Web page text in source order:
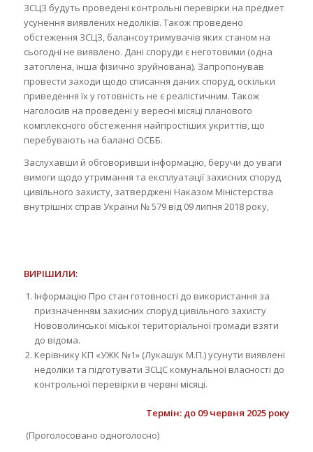
ЗСЦЗ будуть проведені контрольні перевірки на предмет
усунення виявлених недоліків. Також проведено
обстеження ЗСЦЗ, балансоутримувачів яких станом на
сьогодні не виявлено. Дані споруди є неготовими (одна
затоплена, інша фізично зруйнована). Запропонував
провести заходи щодо списання даних споруд, оскільки
приведення їх у готовність не є реалістичним. Також
наголосив на проведені у вересні місяці планового
комплексного обстеження найпростіших укриттів, що
перебувають на балансі ОСББ.
Заслухавши й обговоривши інформацію, беручи до уваги
вимоги щодо утримання та експлуатації захисних споруд
цивільного захисту, затверджені Наказом Міністерства
внутрішніх справ України № 579 від 09 липня 2018 року,
ВИРІШИЛИ:
Інформацію Про стан готовності до використання за
призначенням захисних споруд цивільного захисту
Нововолинської міської територіальної громади взяти
до відома.
Керівнику КП «УЖК №1» (Лукашук М.П.) усунути виявлені
недоліки та підготувати ЗСЦС комунальної власності до
контрольної перевірки в червні місяці.
Термін: до 09 червня 2025 року
(Проголосовано одноголосно)